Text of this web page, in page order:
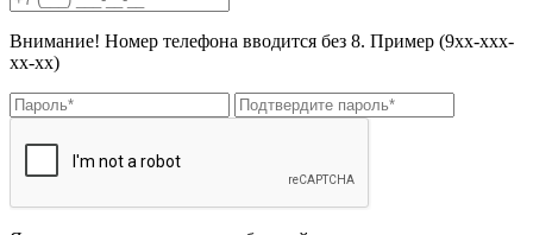
Внимание! Номер телефона вводится без 8. Пример (9хх-ххх-
хх-хх)